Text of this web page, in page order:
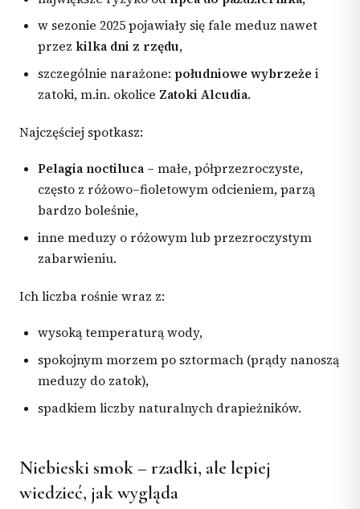
w sezonie 2025 pojawiały się fale meduz nawet
przez kilka dni z rzędu,
szczególnie narażone: południowe wybrzeże i
zatoki, m.in. okolice Zatoki Alcudia.
Najczęściej spotkasz:
Pelagia noctiluca– małe, półprzezroczyste,
często z różowo–fioletowym odcieniem, parzą
bardzo boleśnie,
inne meduzy o różowym lub przezroczystym
zabarwieniu.
Ich liczba rośnie wraz z:
wysoką temperaturą wody,
spokojnym morzem po sztormach (prądy nanoszą
meduzy do zatok),
spadkiem liczby naturalnych drapieżników.
Niebieski smok – rzadki, ale lepiej
wiedzieć, jak wygląda